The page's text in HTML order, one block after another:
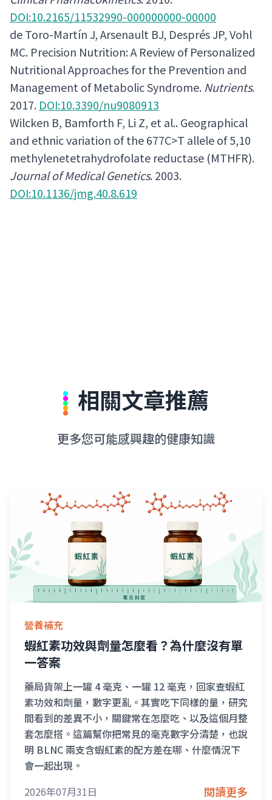
DOI:10.2165/11532990-000000000-00000
de Toro-Martín J, Arsenault BJ, Després JP, Vohl
MC. Precision Nutrition: A Review of Personalized
Nutritional Approaches for the Prevention and
Management of Metabolic Syndrome. Nutrients.
2017. DOI:10.3390/nu9080913
Wilcken B, Bamforth F, Li Z, et al.. Geographical
and ethnic variation of the 677C>T allele of 5,10
methylenetetrahydrofolate reductase (MTHFR).
Journal of Medical Genetics. 2003.
DOI:10.1136/jmg.40.8.619
相關文章推薦
更多您可能感興趣的健康知識
營養補充
蝦紅素功效與劑量怎麼看？為什麼沒有單
一答案
藥局貨架上一罐 4 毫克、一罐 12 毫克，回家查蝦紅
素功效和劑量，數字更亂。其實吃下同樣的量，研究
間看到的差異不小，關鍵常在怎麼吃、以及這個月整
套怎麼搭。這篇幫你把常見的毫克數字分清楚，也說
明 BLNC 兩支含蝦紅素的配方差在哪、什麼情況下
會一起出現。
2026年07月31日
閱讀更多